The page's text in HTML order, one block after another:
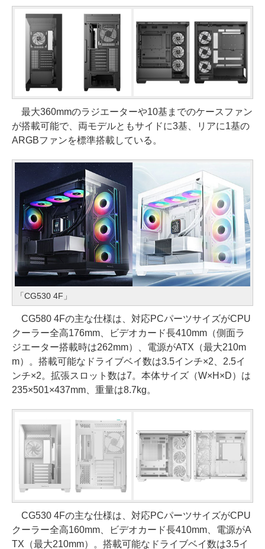
最大360mmのラジエーターや10基までのケースファン
が搭載可能で、両モデルともサイドに3基、リアに1基の
ARGBファンを標準搭載している。
「CG530 4F」
CG580 4Fの主な仕様は、対応PCパーツサイズがCPU
クーラー全高176mm、ビデオカード長410mm（側面ラ
ジエーター搭載時は262mm）、電源がATX（最大210m
m）。搭載可能なドライブベイ数は3.5インチ×2、2.5イ
ンチ×2。拡張スロット数は7。本体サイズ（W×H×D）は
235×501×437mm、重量は8.7kg。
CG530 4Fの主な仕様は、対応PCパーツサイズがCPU
クーラー全高160mm、ビデオカード長410mm、電源がA
TX（最大210mm）。搭載可能なドライブベイ数は3.5イ